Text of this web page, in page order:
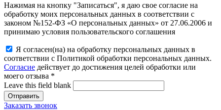
Нажимая на кнопку "Записаться", я даю свое согласие на
обработку моих персональных данных в соответствии с
законом №152-ФЗ «О персональных данных» от 27.06.2006 и
принимаю условия пользовательского соглашения
Я согласен(на) на обработку персональных данных в
соответствии с Политикой обработки персональных данных.
Согласие действует до достижения целей обработки или
моего отзыва *
Leave this field blank
Заказать звонок